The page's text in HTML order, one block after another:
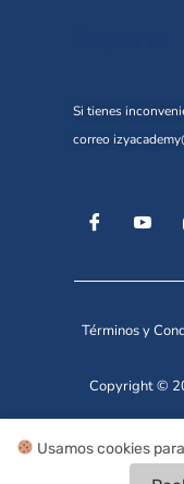
Si tienes
correo
Términos y
Copyright ©
Usamos cookies